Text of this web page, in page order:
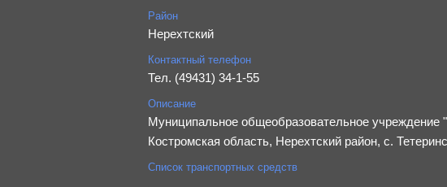
Район
Нерехтский
Контактный телефон
Тел. (49431) 34-1-55
Описание
Муниципальное общеобразовательное учреждение
Костромская область, Нерехтский район, с.
Список транспортных средств